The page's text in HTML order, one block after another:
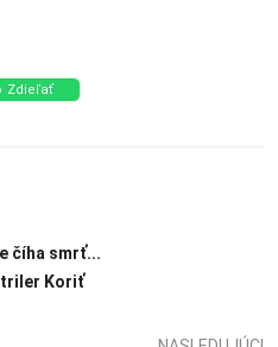
Zdieľať
číha smrť...
triler Koriť